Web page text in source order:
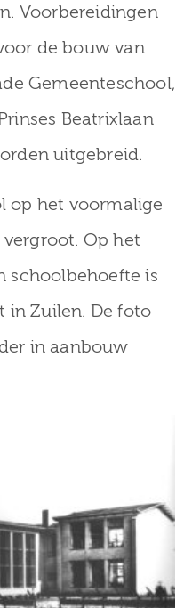
Voorbereidingen
de bouw van
Gemeenteschool,
Beatrixlaan
uitgebreid.
op het voormalige
Op het
schoolbehoefte is
in Zuilen. De foto
in aanbouw